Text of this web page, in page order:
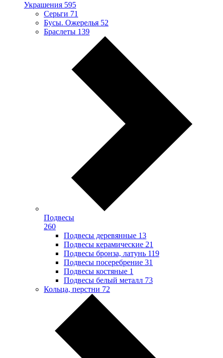
Украшения 595
Серьги 71
Бусы. Ожерелья 52
Браслеты 139
Подвесы
260
Подвесы деревянные 13
Подвесы керамические 21
Подвесы бронза, латунь 119
Подвесы посеребрение 31
Подвесы костяные 1
Подвесы белый металл 73
Кольца, перстни 72